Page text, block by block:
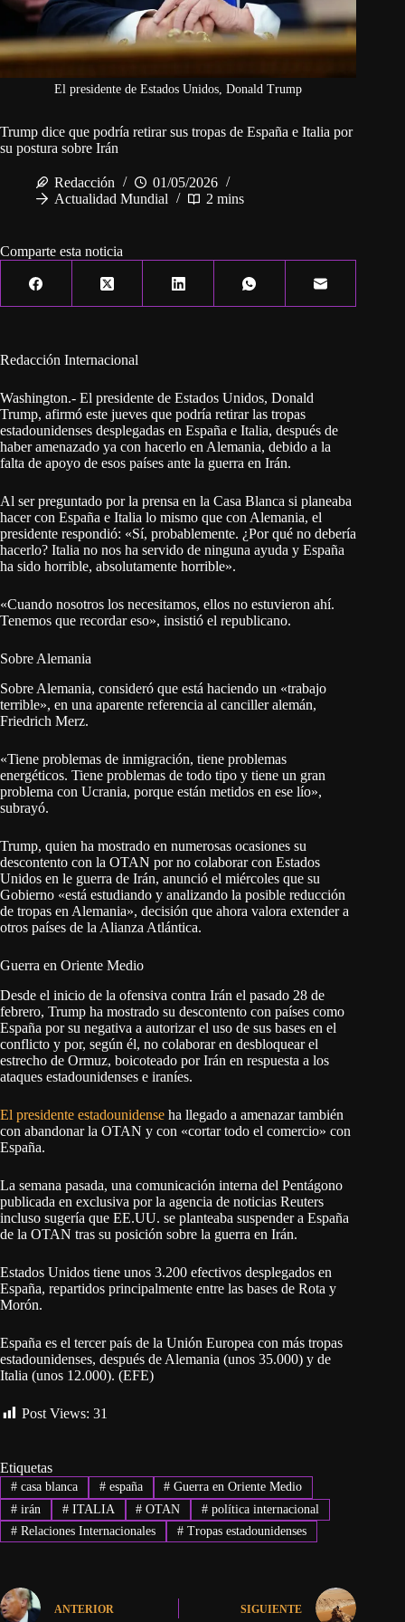
El presidente de Estados Unidos, Donald Trump
Trump dice que podría retirar sus tropas de España e Italia por
su postura sobre Irán
Redacción
01/05/2026
Actualidad Mundial
2 mins
Comparte esta noticia
Redacción Internacional
Washington.- El presidente de Estados Unidos, Donald
Trump, afirmó este jueves que podría retirar las tropas
estadounidenses desplegadas en España e Italia, después de
haber amenazado ya con hacerlo en Alemania, debido a la
falta de apoyo de esos países ante la guerra en Irán.
Al ser preguntado por la prensa en la Casa Blanca si planeaba
hacer con España e Italia lo mismo que con Alemania, el
presidente respondió: «Sí, probablemente. ¿Por qué no debería
hacerlo? Italia no nos ha servido de ninguna ayuda y España
ha sido horrible, absolutamente horrible».
«Cuando nosotros los necesitamos, ellos no estuvieron ahí.
Tenemos que recordar eso», insistió el republicano.
Sobre Alemania
Sobre Alemania, consideró que está haciendo un «trabajo
terrible», en una aparente referencia al canciller alemán,
Friedrich Merz.
«Tiene problemas de inmigración, tiene problemas
energéticos. Tiene problemas de todo tipo y tiene un gran
problema con Ucrania, porque están metidos en ese lío»,
subrayó.
Trump, quien ha mostrado en numerosas ocasiones su
descontento con la OTAN por no colaborar con Estados
Unidos en le guerra de Irán, anunció el miércoles que su
Gobierno «está estudiando y analizando la posible reducción
de tropas en Alemania», decisión que ahora valora extender a
otros países de la Alianza Atlántica.
Guerra en Oriente Medio
Desde el inicio de la ofensiva contra Irán el pasado 28 de
febrero, Trump ha mostrado su descontento con países como
España por su negativa a autorizar el uso de sus bases en el
conflicto y por, según él, no colaborar en desbloquear el
estrecho de Ormuz, boicoteado por Irán en respuesta a los
ataques estadounidenses e iraníes.
El presidente estadounidense ha llegado a amenazar también
con abandonar la OTAN y con «cortar todo el comercio» con
España.
La semana pasada, una comunicación interna del Pentágono
publicada en exclusiva por la agencia de noticias Reuters
incluso sugería que EE.UU. se planteaba suspender a España
de la OTAN tras su posición sobre la guerra en Irán.
Estados Unidos tiene unos 3.200 efectivos desplegados en
España, repartidos principalmente entre las bases de Rota y
Morón.
España es el tercer país de la Unión Europea con más tropas
estadounidenses, después de Alemania (unos 35.000) y de
Italia (unos 12.000). (EFE)
Post Views: 31
Etiquetas
#casa blanca #españa # Guerra en Oriente Medio
#irán #ITALIA # OTAN # política internacional
#Relaciones Internacionales #Tropas estadounidenses
ANTERIOR SIGUIENTE